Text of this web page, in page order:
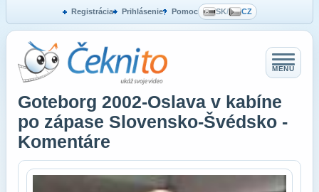
Registrácia Prihlásenie Pomoc SK/ CZ
MENU
Goteborg 2002-Oslava v kabíne
po zápase Slovensko-Švédsko -
Komentáre